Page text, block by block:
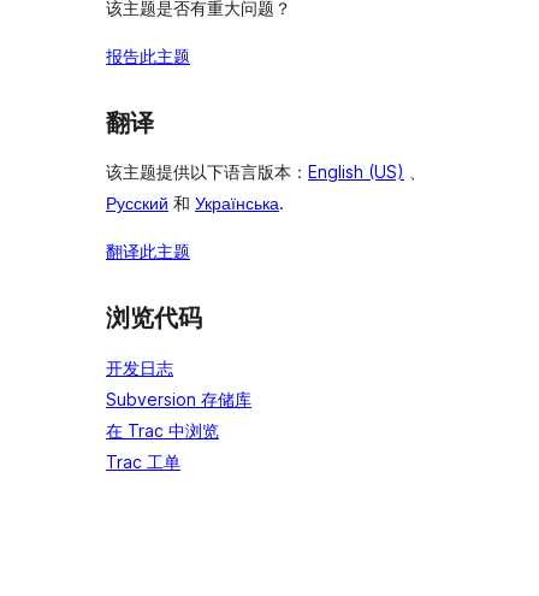
该主题是否有重大问题？
报告此主题
翻译
该主题提供以下语言版本： English (US) 、
Русский 和 Українська.
翻译此主题
浏览代码
开发日志
Subversion 存储库
在 Trac 中浏览
Trac 工单